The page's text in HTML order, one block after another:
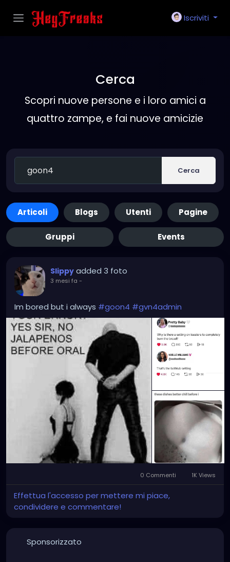
Iscriviti
Cerca
Scopri nuove persone e i loro amici a
quattro zampe, e fai nuove amicizie
Cerca
Articoli Blogs Utenti Pagine
Gruppi Events
Slippy added 3 foto
3 mesi fa -
Im bored but i always #goon4 #gvn4admin
0 Commenti 1K Views
Effettua l'accesso per mettere mi piace,
condividere e commentare!
Sponsorizzato